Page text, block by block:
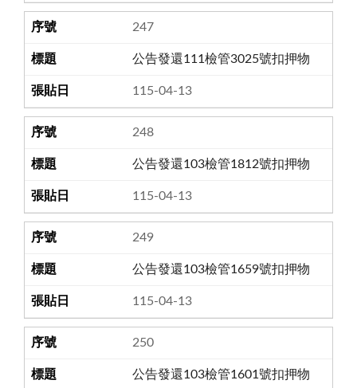
247
公告發還111檢管3025號扣押物
115-04-13
248
公告發還103檢管1812號扣押物
115-04-13
249
公告發還103檢管1659號扣押物
115-04-13
250
公告發還103檢管1601號扣押物